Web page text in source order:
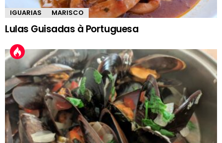
IGUARIAS MARISCO
Lulas Guisadas à Portuguesa